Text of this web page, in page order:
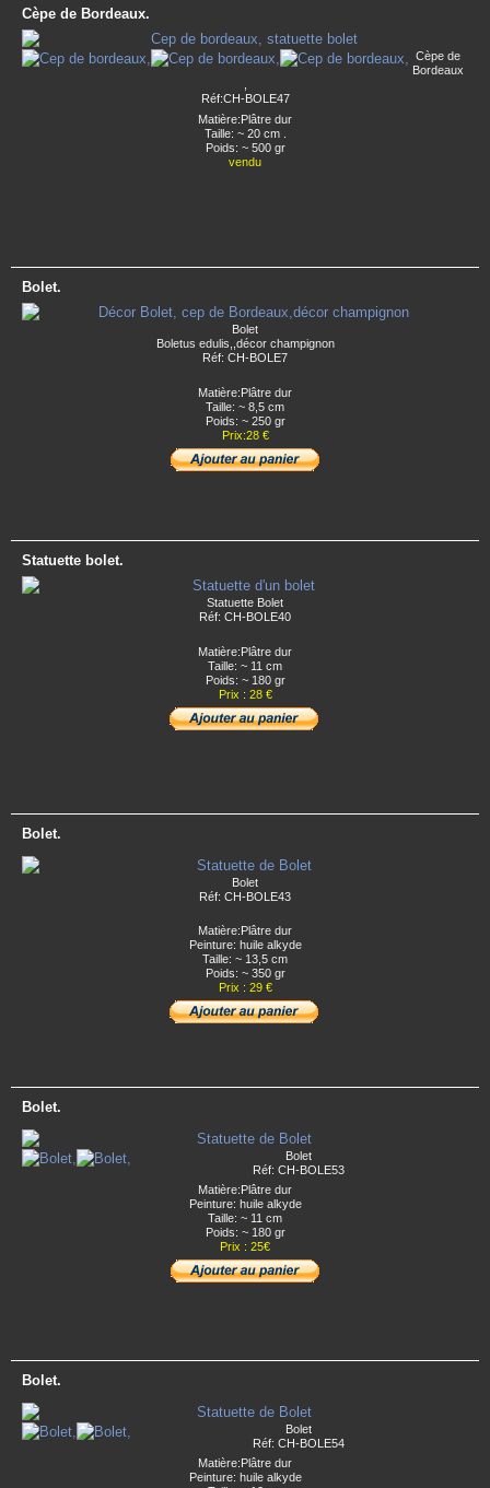
Cèpe de Bordeaux.
Cèpe de
Bordeaux
Réf:CH-BOLE47
Matière:Plâtre dur
Taille: ~ 20 cm .
Poids: ~ 500 gr
vendu
Bolet.
Bolet
Boletus edulis,,décor champignon
Réf: CH-BOLE7
Matière:Plâtre dur
Taille: ~ 8,5 cm
Poids: ~ 250 gr
Prix:28 €
Statuette bolet.
Statuette Bolet
Réf: CH-BOLE40
Matière:Plâtre dur
Taille: ~ 11 cm
Poids: ~ 180 gr
Prix : 28 €
Bolet.
Bolet
Réf: CH-BOLE43
Matière:Plâtre dur
Peinture: huile alkyde
Taille: ~ 13,5 cm
Poids: ~ 350 gr
Prix : 29 €
Bolet.
Bolet
Réf: CH-BOLE53
Matière:Plâtre dur
Peinture: huile alkyde
Taille: ~ 11 cm
Poids: ~ 180 gr
Prix : 25€
Bolet.
Bolet
Réf: CH-BOLE54
Matière:Plâtre dur
Peinture: huile alkyde